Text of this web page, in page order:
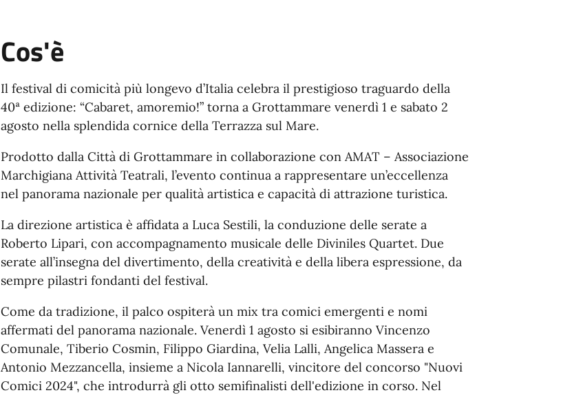
Cos'è
Il festival di comicità più longevo d’Italia celebra il prestigioso traguardo della
40ª edizione: “Cabaret, amoremio!” torna a Grottammare venerdì 1 e sabato 2
agosto nella splendida cornice della Terrazza sul Mare.
Prodotto dalla Città di Grottammare in collaborazione con AMAT – Associazione
Marchigiana Attività Teatrali, l’evento continua a rappresentare un’eccellenza
nel panorama nazionale per qualità artistica e capacità di attrazione turistica.
La direzione artistica è affidata a Luca Sestili, la conduzione delle serate a
Roberto Lipari, con accompagnamento musicale delle Diviniles Quartet. Due
serate all’insegna del divertimento, della creatività e della libera espressione, da
sempre pilastri fondanti del festival.
Come da tradizione, il palco ospiterà un mix tra comici emergenti e nomi
affermati del panorama nazionale. Venerdì 1 agosto si esibiranno Vincenzo
Comunale, Tiberio Cosmin, Filippo Giardina, Velia Lalli, Angelica Massera e
Antonio Mezzancella, insieme a Nicola Iannarelli, vincitore del concorso "Nuovi
Comici 2024", che introdurrà gli otto semifinalisti dell'edizione in corso. Nel